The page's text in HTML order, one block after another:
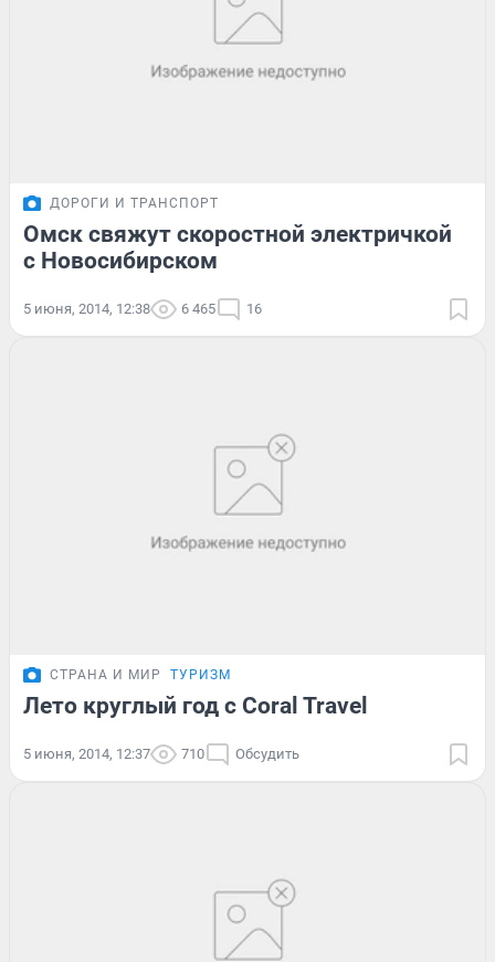
ДОРОГИ И ТРАНСПОРТ
Омск свяжут скоростной электричкой
с Новосибирском
5 июня, 2014, 12:38 6 465 16
СТРАНА И МИР ТУРИЗМ
Лето круглый год с Coral Travel
5 июня, 2014, 12:37 710 Обсудить